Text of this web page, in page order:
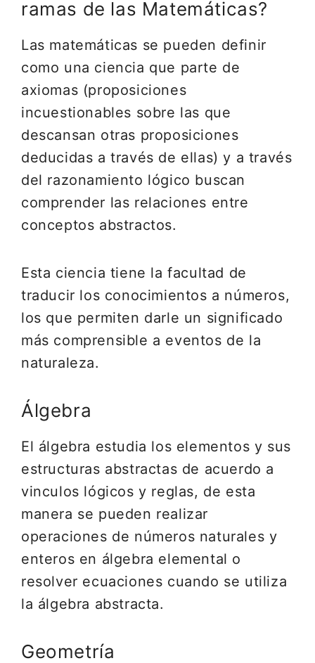
ramas de las Matemáticas?
Las matemáticas se pueden definir
como una ciencia que parte de
axiomas (proposiciones
incuestionables sobre las que
descansan otras proposiciones
deducidas a través de ellas) y a través
del razonamiento lógico buscan
comprender las relaciones entre
conceptos abstractos.
Esta ciencia tiene la facultad de
traducir los conocimientos a números,
los que permiten darle un significado
más comprensible a eventos de la
naturaleza.
Álgebra
El álgebra estudia los elementos y sus
estructuras abstractas de acuerdo a
vinculos lógicos y reglas, de esta
manera se pueden realizar
operaciones de números naturales y
enteros en álgebra elemental o
resolver ecuaciones cuando se utiliza
la álgebra abstracta.
Geometría